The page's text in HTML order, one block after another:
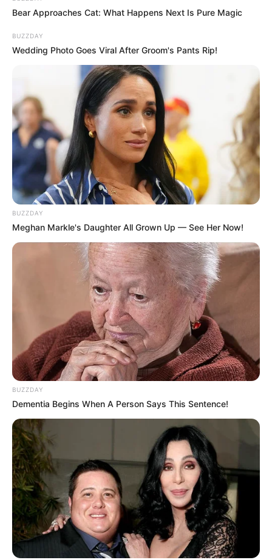
Bear Approaches Cat: What Happens Next Is Pure Magic
BUZZDAY
Wedding Photo Goes Viral After Groom's Pants Rip!
BUZZDAY
Meghan Markle's Daughter All Grown Up — See Her Now!
BUZZDAY
Dementia Begins When A Person Says This Sentence!